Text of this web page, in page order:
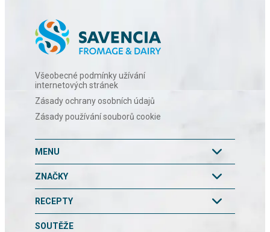
Všeobecné podmínky užívání
internetových stránek
Zásady ochrany osobních údajů
Zásady používání souborů cookie
MENU
ZNAČKY
RECEPTY
SOUTĚŽE